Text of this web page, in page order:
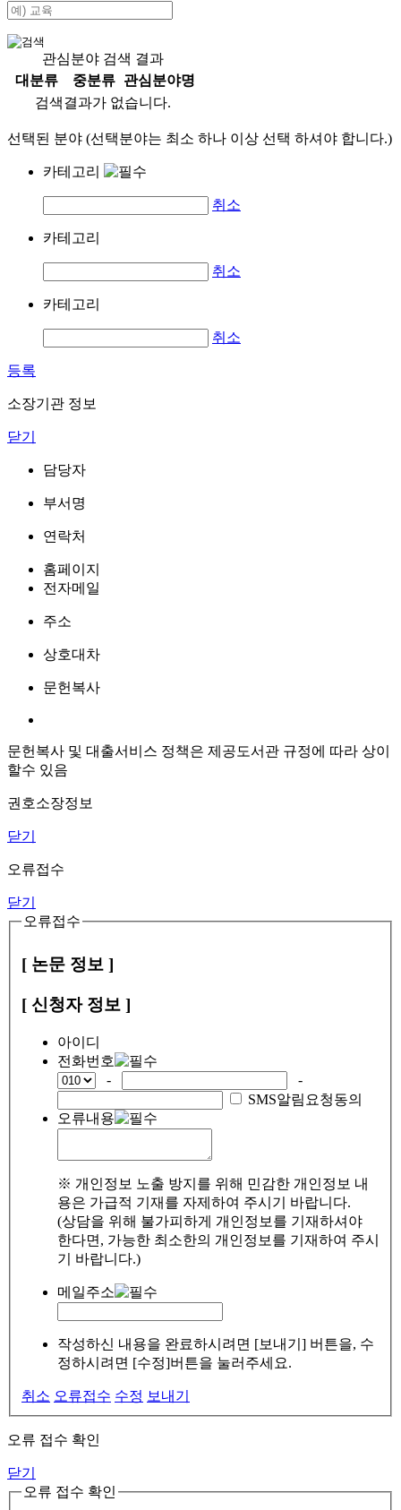
관심분야 검색 결과
대분류
중분류
관심분야명
검색결과가 없습니다.
선택된 분야 (선택분야는 최소 하나 이상 선택 하셔야 합니다.)
카테고리
취소
카테고리
취소
카테고리
취소
등록
소장기관 정보
닫기
담당자
부서명
연락처
홈페이지
전자메일
주소
상호대차
문헌복사
문헌복사 및 대출서비스 정책은 제공도서관 규정에 따라 상이
할수 있음
권호소장정보
닫기
오류접수
닫기
오류접수
[ 논문 정보 ]
[ 신청자 정보 ]
아이디
전화번호
-
-
SMS알림요청동의
오류내용
※ 개인정보 노출 방지를 위해 민감한 개인정보 내
용은 가급적 기재를 자제하여 주시기 바랍니다.
(상담을 위해 불가피하게 개인정보를 기재하셔야
한다면, 가능한 최소한의 개인정보를 기재하여 주시
기 바랍니다.)
메일주소
작성하신 내용을 완료하시려면 [보내기] 버튼을, 수
정하시려면 [수정]버튼을 눌러주세요.
취소 오류접수 수정 보내기
오류 접수 확인
닫기
오류 접수 확인